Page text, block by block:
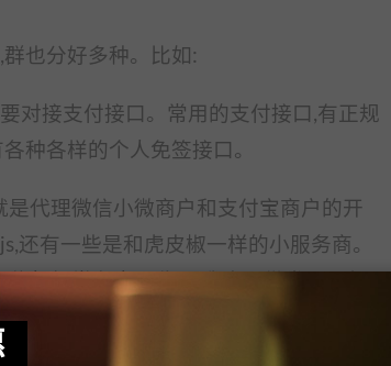
也分好多种。比如:
对接支付接口。常用的支付接口,有正规
种各样的个人免签接口。
代理微信小微商户和支付宝商户的开
还有一些是和虎皮椒一样的小服务商。
人,经常有人晒收入,我也顺带发现了很
天几千块钱就算牛人了,大佬也有一些,
样的群里,1000个人就有1000个项目,